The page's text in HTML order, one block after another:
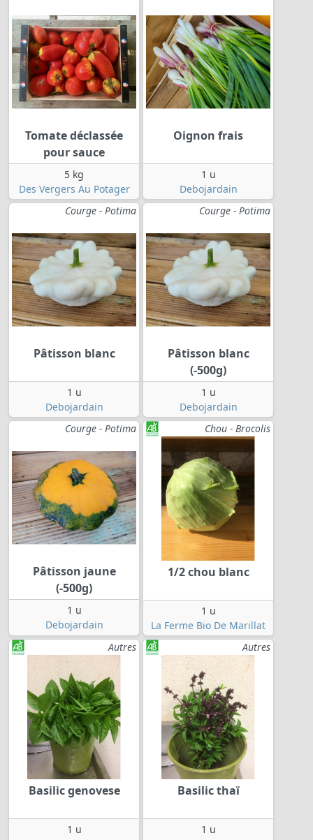
Tomate déclassée
pour sauce
5 kg
Des Vergers Au Potager
Oignon frais
1 u
Debojardain
Courge - Potima
Pâtisson blanc
1 u
Debojardain
Courge - Potima
Pâtisson blanc
(-500g)
1 u
Debojardain
Courge - Potima
Pâtisson jaune
(-500g)
1 u
Debojardain
Chou - Brocolis
1/2 chou blanc
1 u
La Ferme Bio De Marillat
Autres
Basilic genovese
1 u
Autres
Basilic thaï
1 u